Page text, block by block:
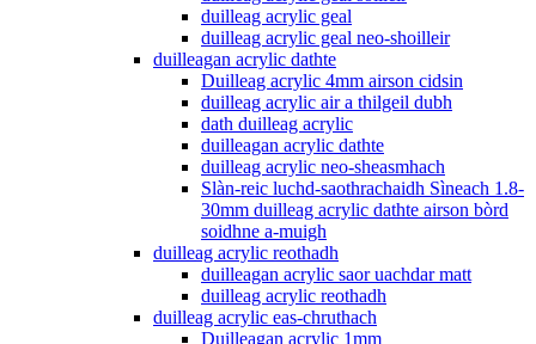
duilleag acrylic geal
duilleag acrylic geal neo-shoilleir
duilleagan acrylic dathte
Duilleag acrylic 4mm airson cidsin
duilleag acrylic air a thilgeil dubh
dath duilleag acrylic
duilleagan acrylic dathte
duilleag acrylic neo-sheasmhach
Slàn-reic luchd-saothrachaidh Sìneach 1.8-
30mm duilleag acrylic dathte airson bòrd
soidhne a-muigh
duilleag acrylic reothadh
duilleagan acrylic saor uachdar matt
duilleag acrylic reothadh
duilleag acrylic eas-chruthach
Duilleagan acrylic 1mm